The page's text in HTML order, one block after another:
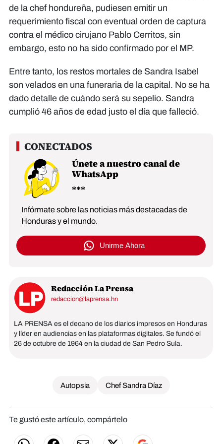
de la chef hondureña, pudiesen emitir un
requerimiento fiscal con eventual orden de captura
contra el médico cirujano Pablo Cerritos, sin
embargo, esto no ha sido confirmado por el MP.
Entre tanto, los restos mortales de Sandra Isabel
son velados en una funeraria de la capital. No se ha
dado detalle de cuándo será su sepelio. Sandra
cumplió 46 años de edad justo el día que falleció.
Únete a nuestro canal de
WhatsApp
Infórmate sobre las noticias más destacadas de
Honduras y el mundo.
Unirme Ahora
Redacción La Prensa
redaccion@laprensa.hn
LA PRENSA es el decano de los diarios impresos en Honduras
y líder en audiencias en las plataformas digitales. Se fundó el
26 de octubre de 1964 en la ciudad de San Pedro Sula.
Autopsia Chef Sandra Díaz
Te gustó este artículo, compártelo